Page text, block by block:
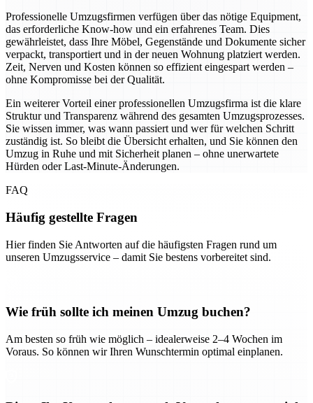
Professionelle Umzugsfirmen verfügen über das nötige Equipment,
das erforderliche Know-how und ein erfahrenes Team. Dies
gewährleistet, dass Ihre Möbel, Gegenstände und Dokumente sicher
verpackt, transportiert und in der neuen Wohnung platziert werden.
Zeit, Nerven und Kosten können so effizient eingespart werden –
ohne Kompromisse bei der Qualität.
Ein weiterer Vorteil einer professionellen Umzugsfirma ist die klare
Struktur und Transparenz während des gesamten Umzugsprozesses.
Sie wissen immer, was wann passiert und wer für welchen Schritt
zuständig ist. So bleibt die Übersicht erhalten, und Sie können den
Umzug in Ruhe und mit Sicherheit planen – ohne unerwartete
Hürden oder Last-Minute-Änderungen.
FAQ
Häufig gestellte Fragen
Hier finden Sie Antworten auf die häufigsten Fragen rund um
unseren Umzugsservice – damit Sie bestens vorbereitet sind.
Wie früh sollte ich meinen Umzug buchen?
Am besten so früh wie möglich – idealerweise 2–4 Wochen im
Voraus. So können wir Ihren Wunschtermin optimal einplanen.